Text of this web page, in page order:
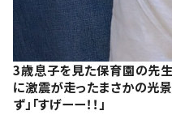
3歳息子を見た保育園の先生
に激震が走ったまさかの光
ず」「すげーー！！」